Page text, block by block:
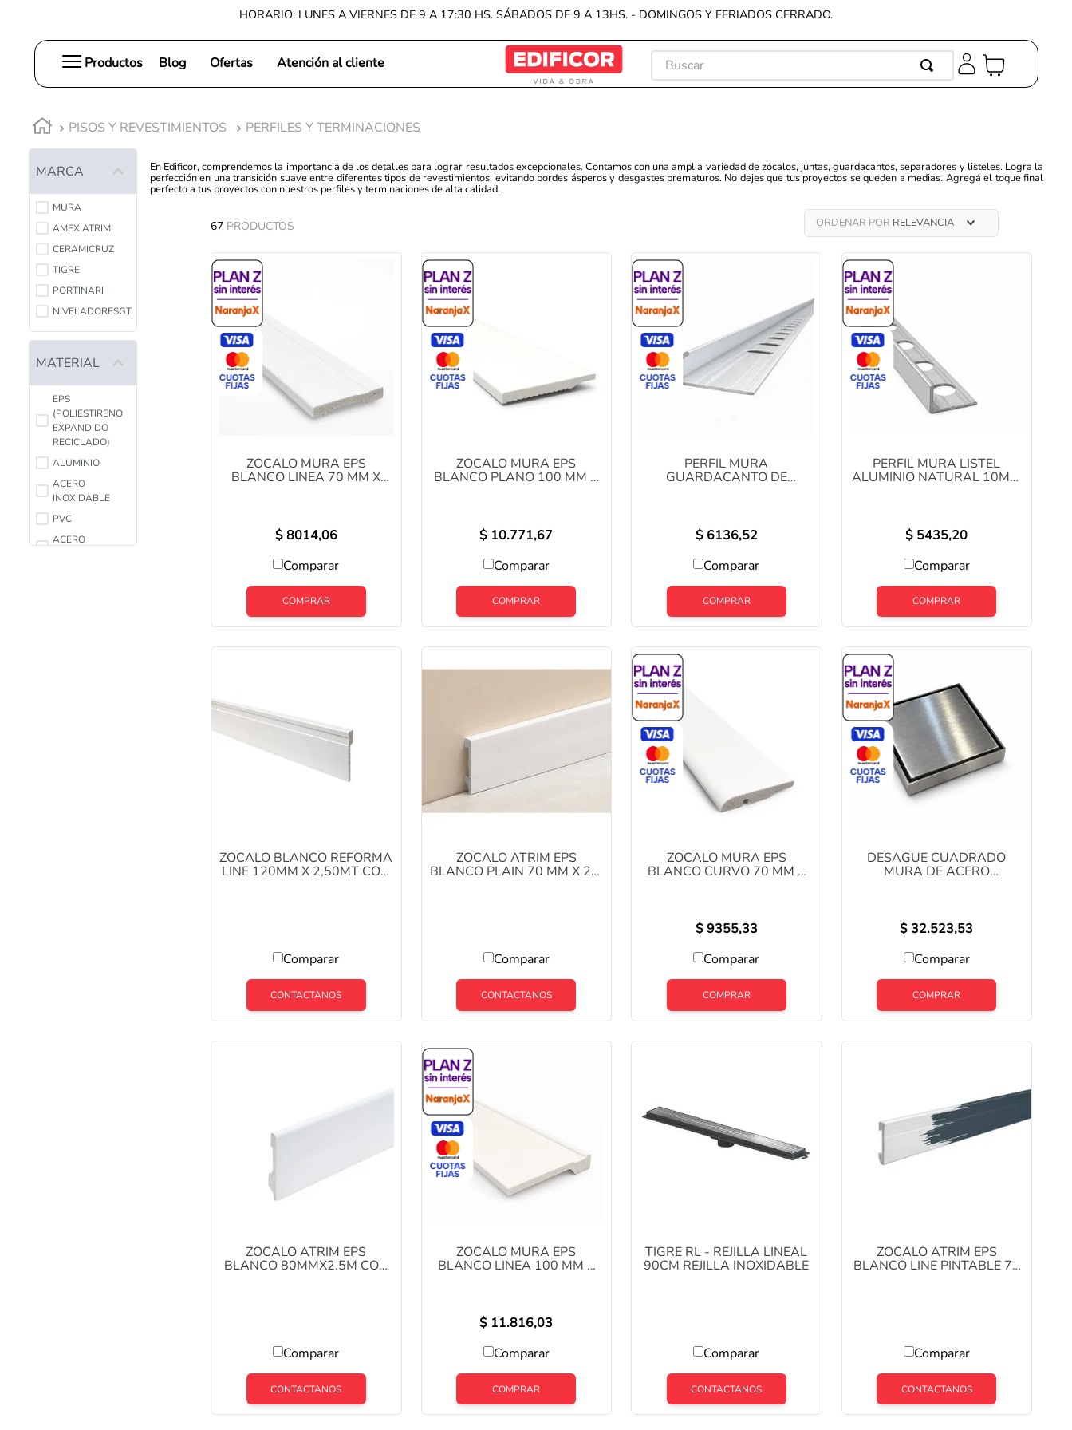
HORARIO: LUNES A VIERNES DE 9 A 17:30 HS. SÁBADOS DE 9 A 13HS. - DOMINGOS Y FERIADOS CERRADO.
Productos Blog Ofertas Atención al cliente Buscar
3.
pisos vinilicos
6.
7.
8.
9.
inodoro
10
zocalo
PISOS Y REVESTIMIENTOS PERFILES Y TERMINACIONES
MARCA
MURA
AMEX ATRIM
CERAMICRUZ
TIGRE
PORTINARI
NIVELADORESGT
MATERIAL
EPS
(POLIESTIRENO
EXPANDIDO
RECICLADO)
ALUMINIO
ACERO
INOXIDABLE
PVC
ACERO
En Edificor, comprendemos la importancia de los detalles para lograr resultados excepcionales. Contamos con una amplia variedad de zócalos, juntas, guardacantos, separadores y listeles. Logra la
perfección en una transición suave entre diferentes tipos de revestimientos, evitando bordes ásperos y desgastes prematuros. No dejes que tus proyectos se queden a medias. Agregá el toque final
perfecto a tus proyectos con nuestros perfiles y terminaciones de alta calidad.
67 PRODUCTOS ORDENAR POR RELEVANCIA
ZOCALO MURA EPS
BLANCO LINEA 70 MM X
$8014,06
Comparar
COMPRAR
ZOCALO MURA EPS
BLANCO PLANO 100 MM X
$ 10.771,67
Comparar
COMPRAR
PERFIL MURA
GUARDACANTO DE
$ 6136,52
Comparar
COMPRAR
PERFIL MURA LISTEL
ALUMINIO NATURAL 10MM
$ 5435,20
Comparar
COMPRAR
ZOCALO BLANCO REFORMA
LINE 120MM X 2,50MT COD
Comparar
CONTACTANOS
ZOCALO ATRIM EPS
BLANCO PLAIN 70 MM X 2,5
Comparar
CONTACTANOS
ZOCALO MURA EPS
BLANCO CURVO 70 MM X
$9355,33
Comparar
COMPRAR
DESAGÜE CUADRADO
MURA DE ACERO
$ 32.523,53
Comparar
COMPRAR
ZÓCALO ATRIM EPS
BLANCO 80MMX2.5M COD
Comparar
CONTACTANOS
ZOCALO MURA EPS
BLANCO LINEA 100 MM X
$ 11.816,03
Comparar
COMPRAR
TIGRE RL - REJILLA LINEAL
90CM REJILLA INOXIDABLE
Comparar
CONTACTANOS
ZOCALO ATRIM EPS
BLANCO LINE PINTABLE 70
Comparar
CONTACTANOS